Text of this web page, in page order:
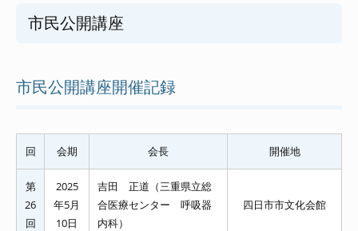
市民公開講座
市民公開講座開催記録
回 会期 会長 開催地
第
26
回
2025
年5月
10日
吉田 正道（三重県立総
合医療センター 呼吸器
内科）
四日市市文化会館